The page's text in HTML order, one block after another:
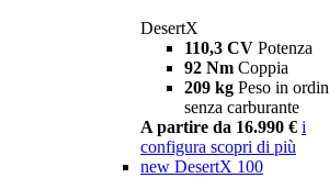
DesertX
110,3 CV Potenza
92 Nm Coppia
209 kg Peso in
senza carburante
A partire da 16.990 € i
configura scopri di più
new DesertX 100